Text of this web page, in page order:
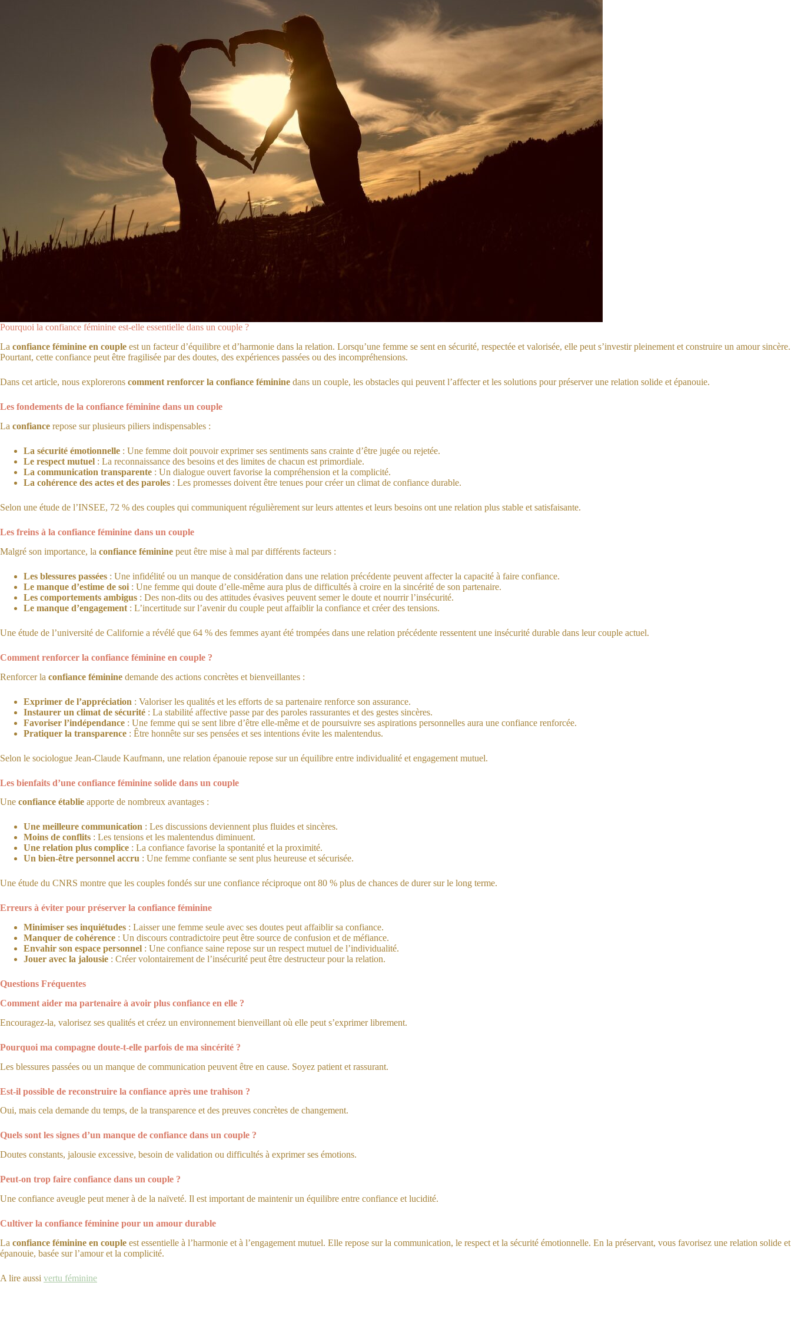
Pourquoi la confiance féminine est-elle essentielle dans un couple ?
La confiance féminine en couple est un facteur d’équilibre et d’harmonie dans la relation. Lorsqu’une femme se sent en sécurité, respectée et valorisée, elle peut s’investir pleinement et construire un amour sincère.
Pourtant, cette confiance peut être fragilisée par des doutes, des expériences passées ou des incompréhensions.
Dans cet article, nous explorerons comment renforcer la confiance féminine dans un couple, les obstacles qui peuvent l’affecter et les solutions pour préserver une relation solide et épanouie.
Les fondements de la confiance féminine dans un couple
La confiance repose sur plusieurs piliers indispensables :
La sécurité émotionnelle : Une femme doit pouvoir exprimer ses sentiments sans crainte d’être jugée ou rejetée.
Le respect mutuel : La reconnaissance des besoins et des limites de chacun est primordiale.
La communication transparente : Un dialogue ouvert favorise la compréhension et la complicité.
La cohérence des actes et des paroles : Les promesses doivent être tenues pour créer un climat de confiance durable.
Selon une étude de l’INSEE, 72 % des couples qui communiquent régulièrement sur leurs attentes et leurs besoins ont une relation plus stable et satisfaisante.
Les freins à la confiance féminine dans un couple
Malgré son importance, la confiance féminine peut être mise à mal par différents facteurs :
Les blessures passées : Une infidélité ou un manque de considération dans une relation précédente peuvent affecter la capacité à faire confiance.
Le manque d’estime de soi : Une femme qui doute d’elle-même aura plus de difficultés à croire en la sincérité de son partenaire.
Les comportements ambigus : Des non-dits ou des attitudes évasives peuvent semer le doute et nourrir l’insécurité.
Le manque d’engagement : L’incertitude sur l’avenir du couple peut affaiblir la confiance et créer des tensions.
Une étude de l’université de Californie a révélé que 64 % des femmes ayant été trompées dans une relation précédente ressentent une insécurité durable dans leur couple actuel.
Comment renforcer la confiance féminine en couple ?
Renforcer la confiance féminine demande des actions concrètes et bienveillantes :
Exprimer de l’appréciation : Valoriser les qualités et les efforts de sa partenaire renforce son assurance.
Instaurer un climat de sécurité : La stabilité affective passe par des paroles rassurantes et des gestes sincères.
Favoriser l’indépendance : Une femme qui se sent libre d’être elle-même et de poursuivre ses aspirations personnelles aura une confiance renforcée.
Pratiquer la transparence : Être honnête sur ses pensées et ses intentions évite les malentendus.
Selon le sociologue Jean-Claude Kaufmann, une relation épanouie repose sur un équilibre entre individualité et engagement mutuel.
Les bienfaits d’une confiance féminine solide dans un couple
Une confiance établie apporte de nombreux avantages :
Une meilleure communication : Les discussions deviennent plus fluides et sincères.
Moins de conflits : Les tensions et les malentendus diminuent.
Une relation plus complice : La confiance favorise la spontanité et la proximité.
Un bien-être personnel accru : Une femme confiante se sent plus heureuse et sécurisée.
Une étude du CNRS montre que les couples fondés sur une confiance réciproque ont 80 % plus de chances de durer sur le long terme.
Erreurs à éviter pour préserver la confiance féminine
Minimiser ses inquiétudes : Laisser une femme seule avec ses doutes peut affaiblir sa confiance.
Manquer de cohérence : Un discours contradictoire peut être source de confusion et de méfiance.
Envahir son espace personnel : Une confiance saine repose sur un respect mutuel de l’individualité.
Jouer avec la jalousie : Créer volontairement de l’insécurité peut être destructeur pour la relation.
Questions Fréquentes
Comment aider ma partenaire à avoir plus confiance en elle ?
Encouragez-la, valorisez ses qualités et créez un environnement bienveillant où elle peut s’exprimer librement.
Pourquoi ma compagne doute-t-elle parfois de ma sincérité ?
Les blessures passées ou un manque de communication peuvent être en cause. Soyez patient et rassurant.
Est-il possible de reconstruire la confiance après une trahison ?
Oui, mais cela demande du temps, de la transparence et des preuves concrètes de changement.
Quels sont les signes d’un manque de confiance dans un couple ?
Doutes constants, jalousie excessive, besoin de validation ou difficultés à exprimer ses émotions.
Peut-on trop faire confiance dans un couple ?
Une confiance aveugle peut mener à de la naïveté. Il est important de maintenir un équilibre entre confiance et lucidité.
Cultiver la confiance féminine pour un amour durable
La confiance féminine en couple est essentielle à l’harmonie et à l’engagement mutuel. Elle repose sur la communication, le respect et la sécurité émotionnelle. En la préservant, vous favorisez une relation solide et
épanouie, basée sur l’amour et la complicité.
A lire aussi vertu féminine